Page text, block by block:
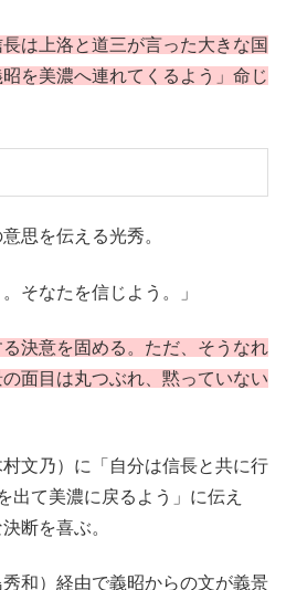
は上洛と道三が言った大きな国
を美濃へ連れてくるよう」命じ
思を伝える光秀。
そなたを信じよう。」
決意を固める。ただ、そうなれ
面目は丸つぶれ、黙っていない
文乃）に「自分は信長と共に行
出て美濃に戻るよう」に伝え
断を喜ぶ。
和）経由で義昭からの文が義景